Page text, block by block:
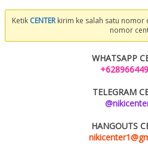
Ketik CENTER kirim ke salah satu nomor
nomor
WHATSAPP
TELEGRAM
HANGOUTS